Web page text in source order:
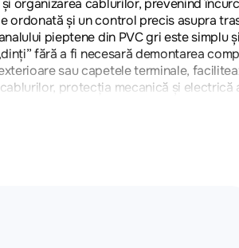
ordonată și un control precis asupra
pieptene din PVC gri este
fără a fi necesară demontarea
sau capetele terminale,
protecția mecanică și